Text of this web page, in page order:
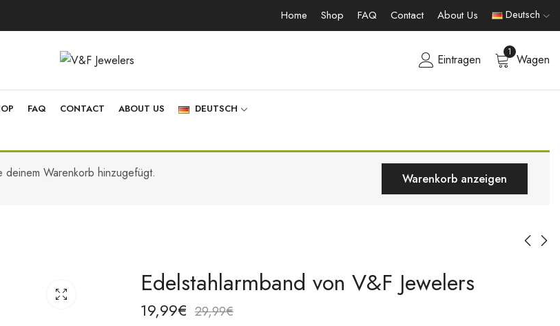
Home Shop FAQ Contact About Us Deutsch
Eintragen
1
Wagen
FAQ CONTACT ABOUT US DEUTSCH
deinem Warenkorb hinzugefügt. Warenkorb anzeigen
18K vergoldetes
Edelstahlarmband
Edelstahlarmband von V&F Jewelers
19,99€ 29,99€